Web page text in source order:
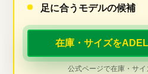
足に合うモデルの候補
在庫・サイズを
公式ページで在庫・サ